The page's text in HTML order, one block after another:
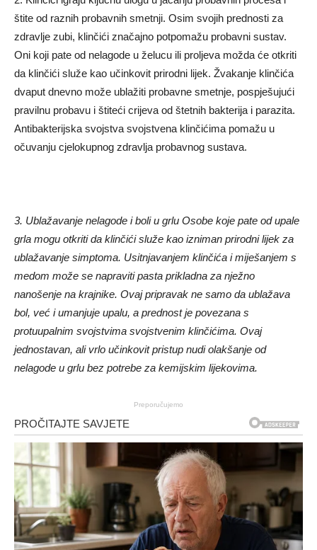
štite od raznih probavnih smetnji. Osim svojih prednosti za
zdravlje zubi, klinčići značajno potpomažu probavni sustav.
Oni koji pate od nelagode u želucu ili proljeva možda će otkriti
da klinčići služe kao učinkovit prirodni lijek. Žvakanje klinčića
dvaput dnevno može ublažiti probavne smetnje, pospješujući
pravilnu probavu i štiteći crijeva od štetnih bakterija i parazita.
Antibakterijska svojstva svojstvena klinčićima pomažu u
očuvanju cjelokupnog zdravlja probavnog sustava.
3. Ublažavanje nelagode i boli u grlu Osobe koje pate od upale
grla mogu otkriti da klinčići služe kao izniman prirodni lijek za
ublažavanje simptoma. Usitnjavanjem klinčića i miješanjem s
medom može se napraviti pasta prikladna za nježno
nanošenje na krajnike. Ovaj pripravak ne samo da ublažava
bol, već i umanjuje upalu, a prednost je povezana s
protuupalnim svojstvima svojstvenim klinčićima. Ovaj
jednostavan, ali vrlo učinkovit pristup nudi olakšanje od
nelagode u grlu bez potrebe za kemijskim lijekovima.
Preporučujemo